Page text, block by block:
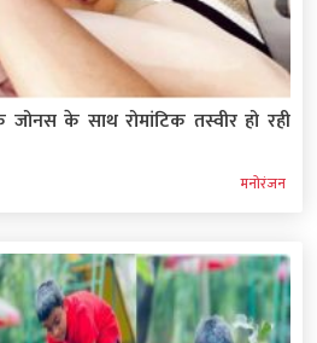
जोनस के साथ रोमांटिक तस्वीर हो रही
मनोरंजन